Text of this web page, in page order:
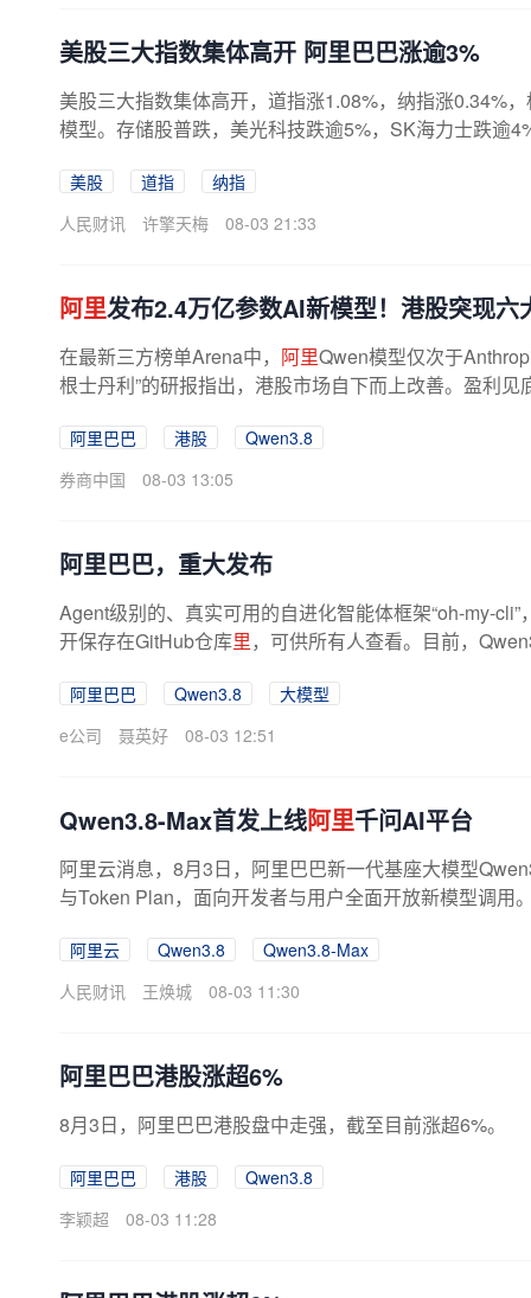
美股三大指数集体高开 阿里巴巴涨逾3%
美股三大指数集体高开，道指涨1.08%，纳指涨0.34%
模型。存储股普跌，美光科技跌逾5%，SK海力士跌逾
美股 道指
纳指
人民财讯
许擎天梅 08-03 21:33
阿里发布2.4万亿参数AI新模型！港股突现六
在最新三方榜单Arena中， 阿里Qwen模型仅次于
根士丹利”的研报指出，港股市场自下而上改善。盈利
阿里巴巴 港股
Qwen3.8
券商中国
08-03 13:05
阿里巴巴，重大发布
Agent级别的、真实可用的自进化智能体框架“oh-my-
开保存在GitHub仓库里，可供所有人查看。目前，
阿里巴巴 Qwen3.8
大模型
e公司
聂英好 08-03 12:51
Qwen3.8-Max首发上线阿里千问AI平台
阿里云消息，8月3日，阿里巴巴新一代基座大模型
与Token Plan，面向开发者与用户全面开放新模型调
阿里云 Qwen3.8
Qwen3.8-Max
人民财讯
王焕城 08-03 11:30
阿里巴巴港股涨超6%
8月3日，阿里巴巴港股盘中走强，截至目前涨超6%。
阿里巴巴 港股
Qwen3.8
李颖超
08-03 11:28